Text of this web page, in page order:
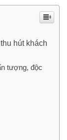
hút khách
tượng, độc